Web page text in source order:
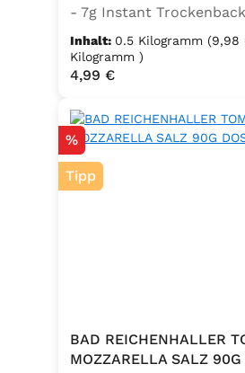
- 7g Instant
500g Weizenmehl,
FrischhefeZutaten:
Emulgator
Inhalt: 0.5 Kilogramm (9,98
Kilogramm )
Regulärer Preis:
4,99 €
Rabatt
%
Tipp
BAD REICHENHALLER
MOZZARELLA SALZ 90G